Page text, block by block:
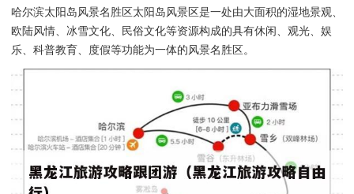
哈尔滨太阳岛风景名胜区太阳岛风景区是一处由大面积的湿地景观、
欧陆风情、冰雪文化、民俗文化等资源构成的具有休闲、观光、娱
乐、科普教育、度假等功能为一体的风景名胜区。